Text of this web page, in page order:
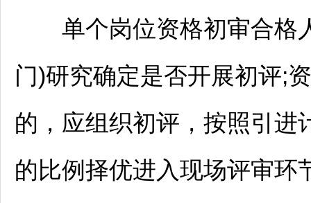
单个岗位资格初审合格
门)研究确定是否开展初评;
的，应组织初评，按照引进
的比例择优进入现场评审环